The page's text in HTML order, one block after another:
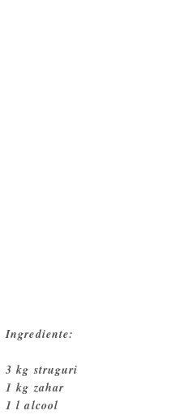
Ingrediente:
3 kg struguri
1 kg zahar
1 l alcool